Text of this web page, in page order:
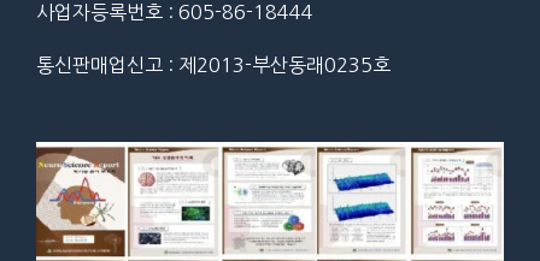
사업자등록번호 : 605-86-18444
통신판매업신고 : 제2013-부산동래0235호